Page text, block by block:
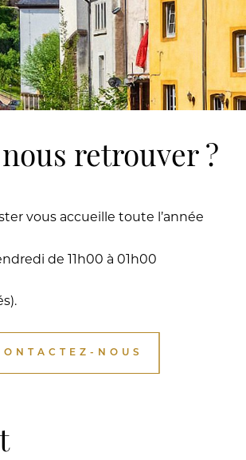
retrouver ?
vous accueille toute l’année
de 11h00 à 01h00
NOUS